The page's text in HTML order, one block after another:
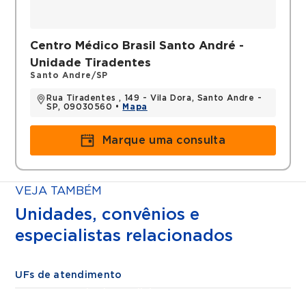
Centro Médico Brasil Santo André -
Unidade Tiradentes
Santo Andre/SP
Rua Tiradentes , 149 - Vila Dora, Santo Andre -
SP, 09030560 •
Mapa
Marque uma consulta
VEJA TAMBÉM
Unidades, convênios e
especialistas relacionados
UFs de atendimento